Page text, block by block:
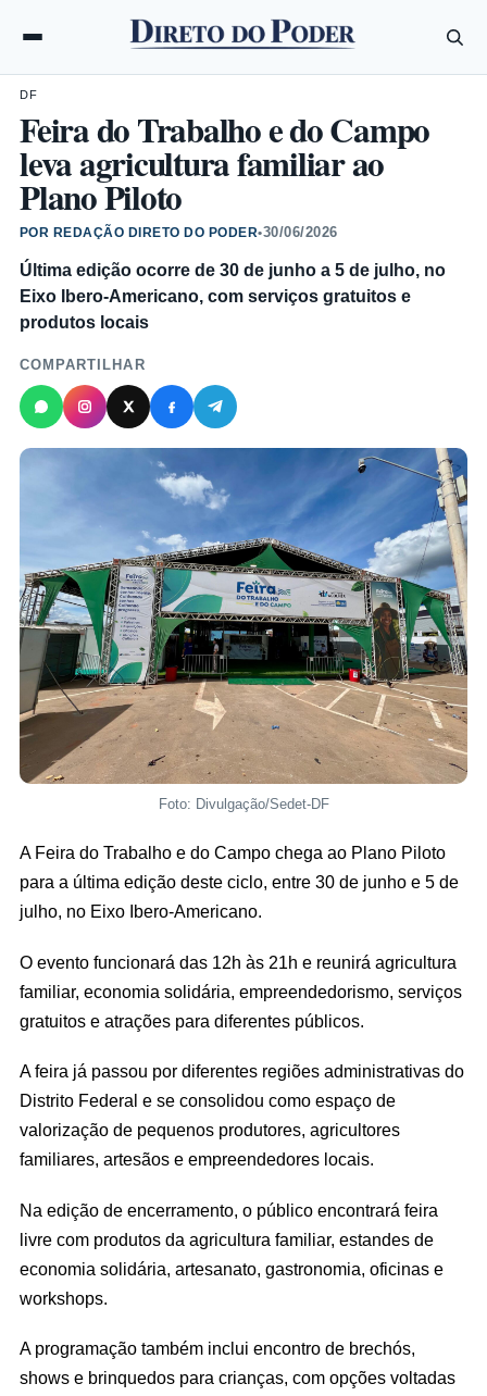
DF
Feira do Trabalho e do Campo
leva agricultura familiar ao
Plano Piloto
POR REDAÇÃO DIRETO DO PODER•30/06/2026
Última edição ocorre de 30 de junho a 5 de julho, no
Eixo Ibero-Americano, com serviços gratuitos e
produtos locais
COMPARTILHAR
Foto: Divulgação/Sedet-DF
A Feira do Trabalho e do Campo chega ao Plano Piloto
para a última edição deste ciclo, entre 30 de junho e 5 de
julho, no Eixo Ibero-Americano.
O evento funcionará das 12h às 21h e reunirá agricultura
familiar, economia solidária, empreendedorismo, serviços
gratuitos e atrações para diferentes públicos.
A feira já passou por diferentes regiões administrativas do
Distrito Federal e se consolidou como espaço de
valorização de pequenos produtores, agricultores
familiares, artesãos e empreendedores locais.
Na edição de encerramento, o público encontrará feira
livre com produtos da agricultura familiar, estandes de
economia solidária, artesanato, gastronomia, oficinas e
workshops.
A programação também inclui encontro de brechós,
shows e brinquedos para crianças, com opções voltadas